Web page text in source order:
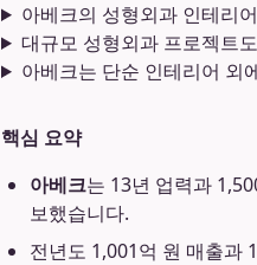
아베크의 성형외과 인테리
대규모 성형외과 프로젝트
아베크는 단순 인테리어 외
핵심 요약
아베크는 13년 업력과
보했습니다.
전년도 1,001억 원 매출과